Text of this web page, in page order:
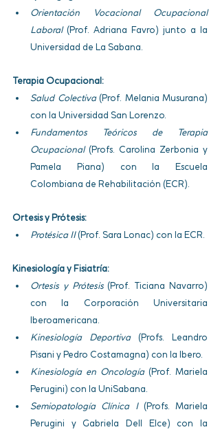
Orientación Vocacional Ocupacional
Laboral (Prof. Adriana Favro) junto a la
Universidad de La Sabana.
Terapia Ocupacional:
Salud Colectiva (Prof. Melania Musurana)
con la Universidad San Lorenzo.
Fundamentos Teóricos de Terapia
Ocupacional (Profs. Carolina Zerbonia y
Pamela Piana) con la Escuela
Colombiana de Rehabilitación (ECR).
Ortesis y Prótesis:
Protésica II (Prof. Sara Lonac) con la ECR.
Kinesiología y Fisiatría:
Ortesis y Prótesis (Prof. Ticiana Navarro)
con la Corporación Universitaria
Iberoamericana.
Kinesiología Deportiva (Profs. Leandro
Pisani y Pedro Costamagna) con la Ibero.
Kinesiología en Oncología (Prof. Mariela
Perugini) con la UniSabana.
Semiopatología Clínica I (Profs. Mariela
Perugini y Gabriela Dell Elce) con la